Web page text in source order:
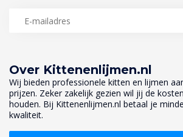
Over Kittenenlijmen.nl
Wij bieden professionele kitten en lijmen
prijzen. Zeker zakelijk gezien wil jij de
houden. Bij Kittenenlijmen.nl betaal je
kwaliteit.